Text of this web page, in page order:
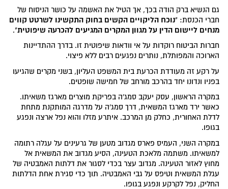
גם הנשיא ברק הודה בכך, אך הטיל את האשמה על כושר הניסוח של
חברי הכנסת: "נוכח הליקויים הקשים בחוק התקשינו לשרטט קווים
מנחים ליישום הדין על מגוון המקרים המגיעים להכרעה שיפוטית".
חברות הביטוח רוקדות על אי וודאות שיפוטית זו. בדרך ההתדיינות
הארוכה והמפותלת, נותרים נפגעים רבים ללא פיצוי.
על רקע זה מעודדת הכרעת בית המשפט העליון, בשני מקרים שהגיעו
בפניו ונדונו יחד בהרכב מורחב של חמישה שופטים.
במקרה הראשון, עסק יעקב סמג'ה בפריקת מוצרים מארגז משאיתו.
כאשר ירד מארגז המשאית, דרך סמג'ה על מדרגה המותקנת מתחת
לדלת האחורית, כחלק מן המרכב. איתרע מזלו והוא נפל ארצה ונפגע
בגופו.
במקרה השני, העמיס פארס מגדוב מטען של גרעינים על עגלה רתומה
למשאיתו. משתמה מלאכת הטעינה, הסיע מגדוב את המשאית אל
מחוץ לאזור הטעינה. מגדוב עצר בכדי לסגור את דלתות האמבטיה של
עגלת המשאית וטיפס על גבי האמבטיה. תוך כדי סגירת אחת הדלתות
החליק, נפל לקרקע ונפגע בגופו.